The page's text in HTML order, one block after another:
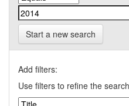
Start a new search
Add filters:
Use filters to refine the